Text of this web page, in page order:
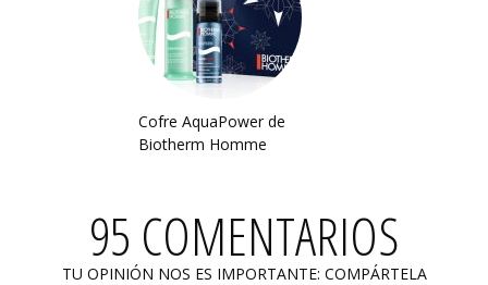
Cofre AquaPower de
Biotherm Homme
95 COMENTARIOS
TU OPINIÓN NOS ES IMPORTANTE: COMPÁRTELA